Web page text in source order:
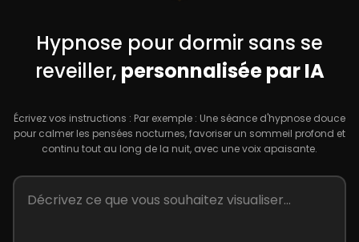
Hypnose pour dormir sans se
reveiller, personnalisée par IA
Écrivez vos instructions : Par exemple : Une séance d'hypnose douce
pour calmer les pensées nocturnes, favoriser un sommeil profond et
continu tout au long de la nuit, avec une voix apaisante.